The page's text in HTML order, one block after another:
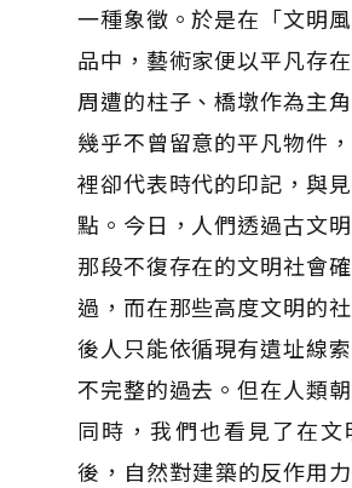
一種象徵。於是在「文明
品中，藝術家便以平凡存
周遭的柱子、橋墩作為主
幾乎不曾留意的平凡物件
裡卻代表時代的印記，與
點。今日，人們透過古文
那段不復存在的文明社會
過，而在那些高度文明的
後人只能依循現有遺址線
不完整的過去。但在人類
同時，我們也看見了在文
後，自然對建築的反作用